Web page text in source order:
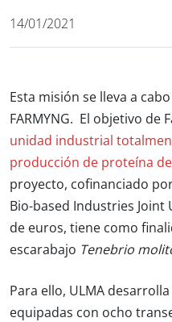
14/01/2021
Esta misión se lleva a
FARMYNG. El objetivo de
unidad industrial
producción de proteína
proyecto, cofinanciado
Bio-based Industries
de euros, tiene como
escarabajo Tenebrio
Para ello, ULMA
equipadas con ocho